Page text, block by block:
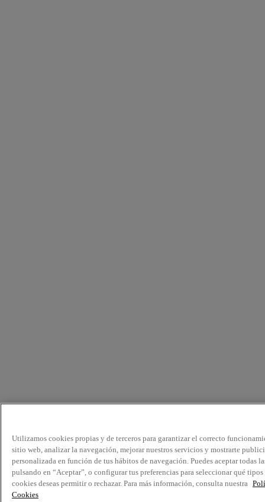
Utilizamos cookies propias y de terceros para garantizar el correcto
sitio web, analizar la navegación, mejorar nuestros servicios y mostrarte
personalizada en función de tus hábitos de navegación. Puedes aceptar todas
pulsando en “Aceptar”, o configurar tus preferencias para seleccionar qué tipos
cookies deseas permitir o rechazar. Para más información, consulta nuestra
Cookies